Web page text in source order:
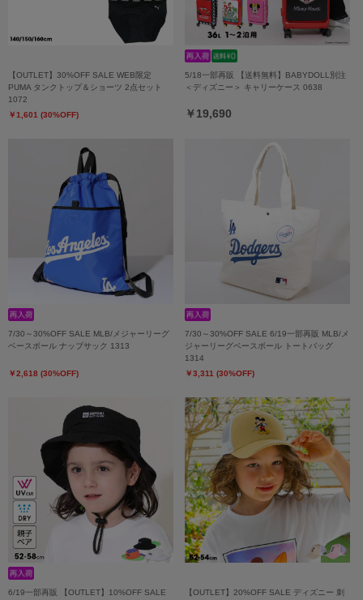
【OUTLET】30%OFF SALE WEB限定
PUMA タンクトップ＆ショーツ 2点セット
1072
￥1,601 (30%OFF)
5/18一部再販 【送料無料】BABYDOLL別注
＜ディズニー＞ キャリーケース 0638
￥19,690
7/30～30%OFF SALE MLB/メジャーリーグ
ベースボール ナップサック 1313
￥2,618 (30%OFF)
7/30～30%OFF SALE 6/19一部再販 MLB/メ
ジャーリーグベースボール トートバッグ
1314
￥3,311 (30%OFF)
6/19一部再販 【OUTLET】10%OFF SALE
【OUTLET】20%OFF SALE ディズニー 刺